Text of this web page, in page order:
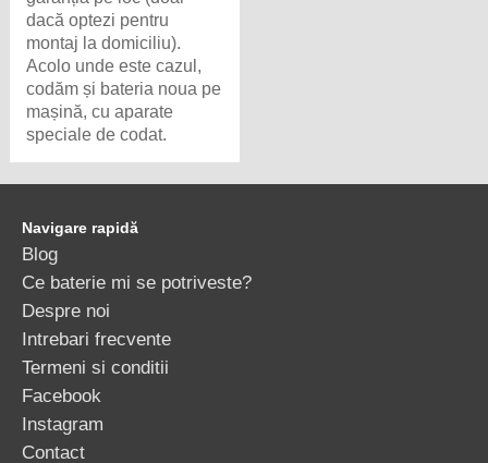
dacă optezi pentru
montaj la domiciliu).
Acolo unde este cazul,
codăm și bateria noua pe
mașină, cu aparate
speciale de codat.
Navigare rapidă
Blog
Ce baterie mi se potriveste?
Despre noi
Intrebari frecvente
Termeni si conditii
Facebook
Instagram
Contact